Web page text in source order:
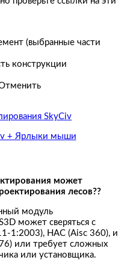
(выбранные части
конструкции
SkyCiv
+ Ярлыки мыши
может
лесов??
модуль
может сверяться с
1:2003), НАС (Aisc 360), и
или требует сложных
или установщика.